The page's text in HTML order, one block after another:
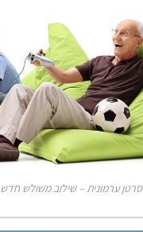
סרטן ערמונית – שילוב משולש חדש